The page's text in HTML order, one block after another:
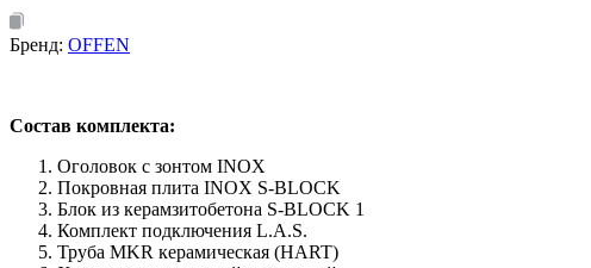
Бренд: OFFEN
Состав комплекта:
Оголовок с зонтом INOX
Покровная плита INOX S-BLOCK
Блок из керамзитобетона S-BLOCK 1
Комплект подключения L.A.S.
Труба MKR керамическая (HART)